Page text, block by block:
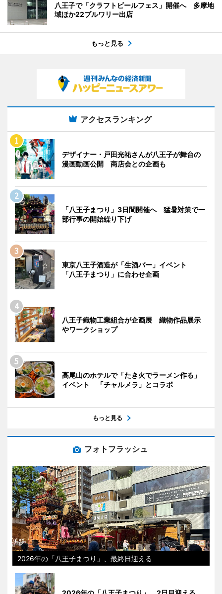
八王子で「クラフトビールフェス」開催へ 多摩地
域ほか22ブルワリー出店
もっと見る
アクセスランキング
デザイナー・戸田光祐さんが八王子が舞台の
漫画動画公開 商店会との企画も
「八王子まつり」3日間開催へ 猛暑対策で一
部行事の開始繰り下げ
東京八王子酒造が「生酒バー」イベント
「八王子まつり」に合わせ企画
八王子織物工業組合が企画展 織物作品展示
やワークショップ
高尾山のホテルで「たき火でラーメン作る」
イベント 「チャルメラ」とコラボ
もっと見る
フォトフラッシュ
2026年の「八王子まつり」、最終日迎える